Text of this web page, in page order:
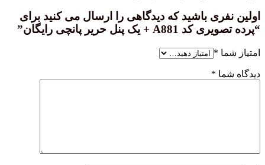
اولین نفری باشید که دیدگاهی را ارسال می کنید برای
“پرده تصویری کد A881 + یک پنل حریر پانچی رایگان”
امتیاز شما*
دیدگاه شما*